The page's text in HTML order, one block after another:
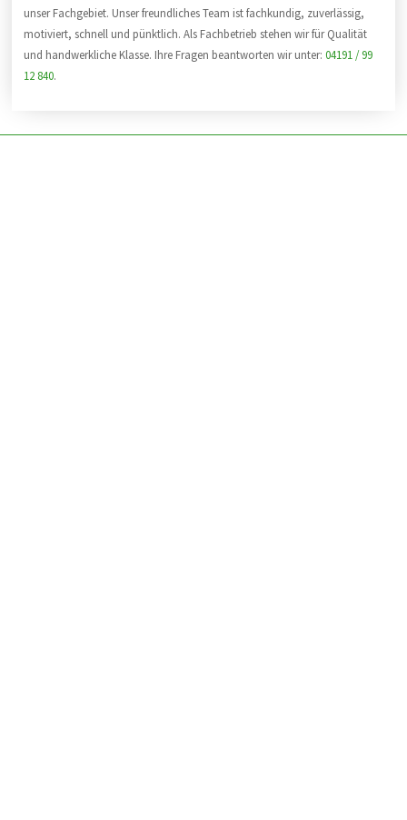
unser Fachgebiet. Unser freundliches Team ist fachkundig, zuverlässig,
motiviert, schnell und pünktlich. Als Fachbetrieb stehen wir für Qualität
und handwerkliche Klasse. Ihre Fragen beantworten wir unter: 04191 / 99
12 840.